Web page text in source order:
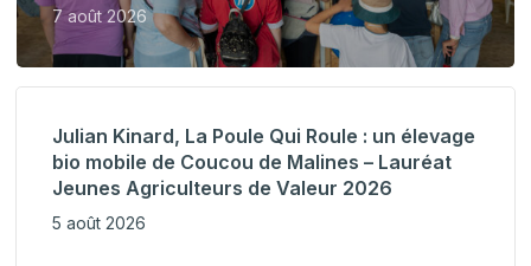
7 août 2026
Julian Kinard, La Poule Qui Roule : un élevage
bio mobile de Coucou de Malines – Lauréat
Jeunes Agriculteurs de Valeur 2026
5 août 2026